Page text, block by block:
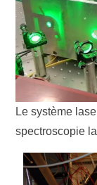
Le système
spectroscopie